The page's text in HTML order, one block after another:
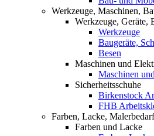
Werkzeuge, Maschinen,
Werkzeuge, Geräte,
Werkzeuge
Baugeräte,
Besen
Maschinen und
Maschinen
Sicherheitsschuhe
Birkenstock
FHB
Farben, Lacke, Malerbedarf
Farben und Lacke